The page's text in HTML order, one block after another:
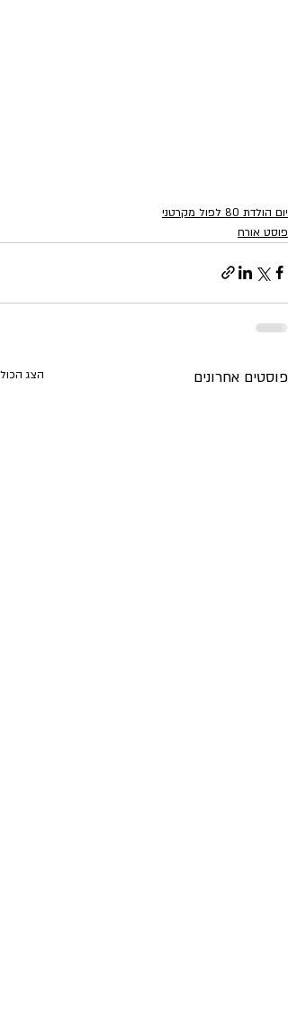
יום הולדת 80 לפול מקרטני
פוסט אורח
פוסטים אחרונים הצג הכול